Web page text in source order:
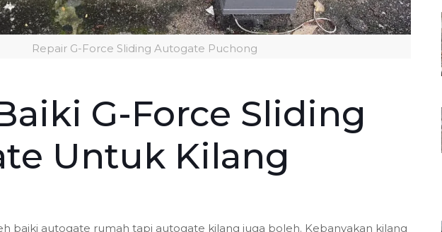
Repair G-Force Sliding Autogate Puchong
G-Force Sliding
Untuk Kilang
baiki autogate rumah tapi autogate kilang juga boleh. Kebanyakan kilang